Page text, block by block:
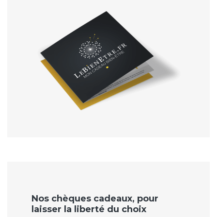
Nos chèques cadeaux, pour
laisser la liberté du choix